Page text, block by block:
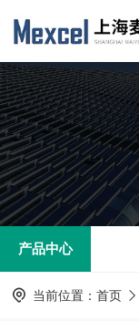
产品中心
当前位置： 首页